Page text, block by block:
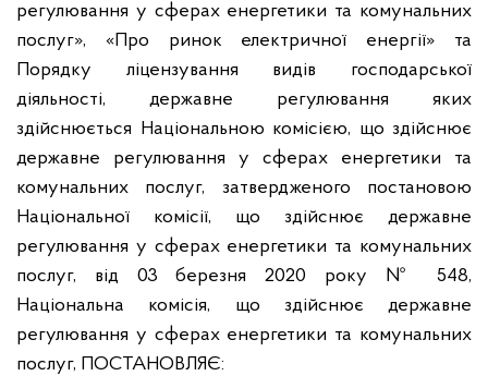
регулювання у сферах енергетики та комунальних
послуг», «Про ринок електричної енергії» та
Порядку ліцензування видів господарської
діяльності, державне регулювання яких
здійснюється Національною комісією, що здійснює
державне регулювання у сферах енергетики та
комунальних послуг, затвердженого постановою
Національної комісії, що здійснює державне
регулювання у сферах енергетики та комунальних
послуг, від 03 березня 2020 року № 548,
Національна комісія, що здійснює державне
регулювання у сферах енергетики та комунальних
послуг, ПОСТАНОВЛЯЄ: